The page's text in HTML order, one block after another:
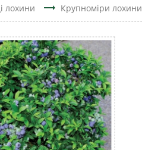
лохини trending_flat Крупноміри лохини